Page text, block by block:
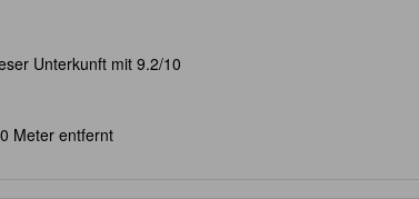
Unterkunft mit 9.2/10
Meter entfernt